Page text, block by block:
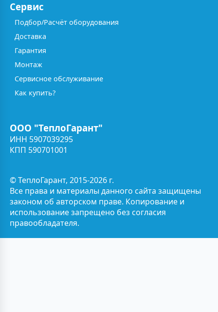
Сервис
Подбор/Расчёт оборудования
Доставка
Гарантия
Монтаж
Сервисное обслуживание
Как купить?
ООО "ТеплоГарант"
ИНН 5907039295
КПП 590701001
© ТеплоГарант, 2015-2026 г.
Все права и материалы данного сайта защищены
законом об авторском праве. Копирование и
использование запрещено без согласия
правообладателя.